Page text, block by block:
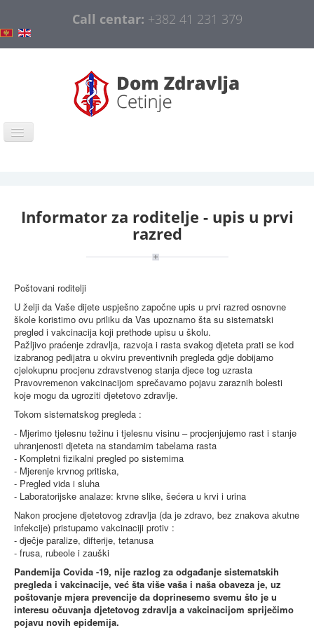
Call centar: +382 41 231 379
Opšte informacije
Javne nabavke
Blog
Kontakt
Antikorupcija
Tenderi
ISO 9001:2016
Informator za roditelje - upis u prvi
razred
Poštovani roditelji
U želji da Vaše dijete uspješno započne upis u prvi razred osnovne
škole koristimo ovu priliku da Vas upoznamo šta su sistematski
pregled i vakcinacija koji prethode upisu u školu.
Pažljivo praćenje zdravlja, razvoja i rasta svakog djeteta prati se kod
izabranog pedijatra u okviru preventivnih pregleda gdje dobijamo
cjelokupnu procjenu zdravstvenog stanja djece tog uzrasta
Pravovremenon vakcinacijom sprečavamo pojavu zaraznih bolesti
koje mogu da ugroziti djetetovo zdravlje.
Tokom sistematskog pregleda :
- Mjerimo tjelesnu težinu i tjelesnu visinu – procjenjujemo rast i stanje
uhranjenosti djeteta na standarnim tabelama rasta
- Kompletni fizikalni pregled po sistemima
- Mjerenje krvnog pritiska,
- Pregled vida i sluha
- Laboratorijske analaze: krvne slike, šećera u krvi i urina
Nakon procjene djetetovog zdravlja (da je zdravo, bez znakova akutne
infekcije) pristupamo vakcinaciji protiv :
- dječje paralize, difterije, tetanusa
- frusa, rubeole i zauški
Pandemija Covida -19, nije razlog za odgađanje sistematskih
pregleda i vakcinacije, već šta više vaša i naša obaveza je, uz
poštovanje mjera prevencije da doprinesemo svemu što je u
interesu očuvanja djetetovog zdravlja a vakcinacijom spriječimo
pojavu novih epidemija.